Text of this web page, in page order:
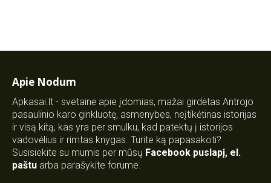
Apie Nodum
Apkasai.lt - svetainė apie įdomias, mažai girdėtas Antrojo
pasaulinio karo ginkluotę, asmenybes, neįtikėtinas istorijas
ir visą kitą, kas yra per smulku, kad patektų į istorijos
vadovėlius ir rimtas knygas. Turite ką papasakoti?
Susisiekite su mumis per mūsų Facebook puslapį, el.
paštu arba parašykite forume.